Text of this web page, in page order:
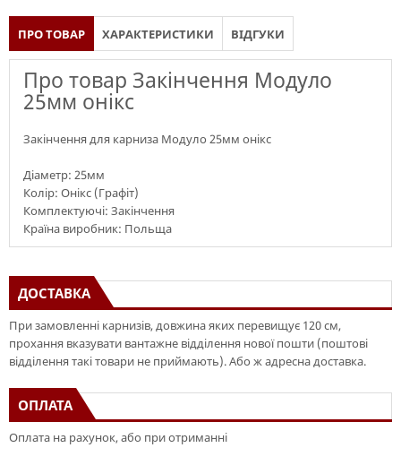
ПРО ТОВАР ХАРАКТЕРИСТИКИ ВІДГУКИ
Про товар Закінчення Модуло
25мм онікс
Закінчення для карниза Модуло 25мм онікс
Діаметр: 25мм
Колір: Онікс (Графіт)
Комплектуючі: Закінчення
Країна виробник: Польща
ДОСТАВКА
При замовленні карнизів, довжина яких перевищує 120 см,
прохання вказувати вантажне відділення нової пошти (поштові
відділення такі товари не приймають). Або ж адресна доставка.
ОПЛАТА
Оплата на рахунок, або при отриманні